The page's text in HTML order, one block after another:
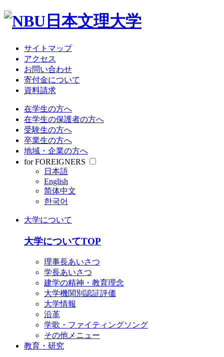
サイトマップ
アクセス
お問い合わせ
寄付金について
資料請求
在学生の方へ
在学生の保護者の方へ
受験生の方へ
卒業生の方へ
地域・企業の方へ
for FOREIGNERS
日本語
English
简体中文
한국어
大学について
大学についてTOP
理事長あいさつ
学長あいさつ
建学の精神・教育理念
大学機関別認証評価
大学情報
沿革
学歌・ファイティングソング
その他メニュー
教育・研究
大学について
教育・研究
受験情報
就職関連
学生生活
サイトマップ
アクセス
お問い合わせ
寄付金について
資料請求
在学生の方へ
在学生の保護者の方へ
受験生の方へ
卒業生の方へ
地域・企業の方へ
日本語
简体中文